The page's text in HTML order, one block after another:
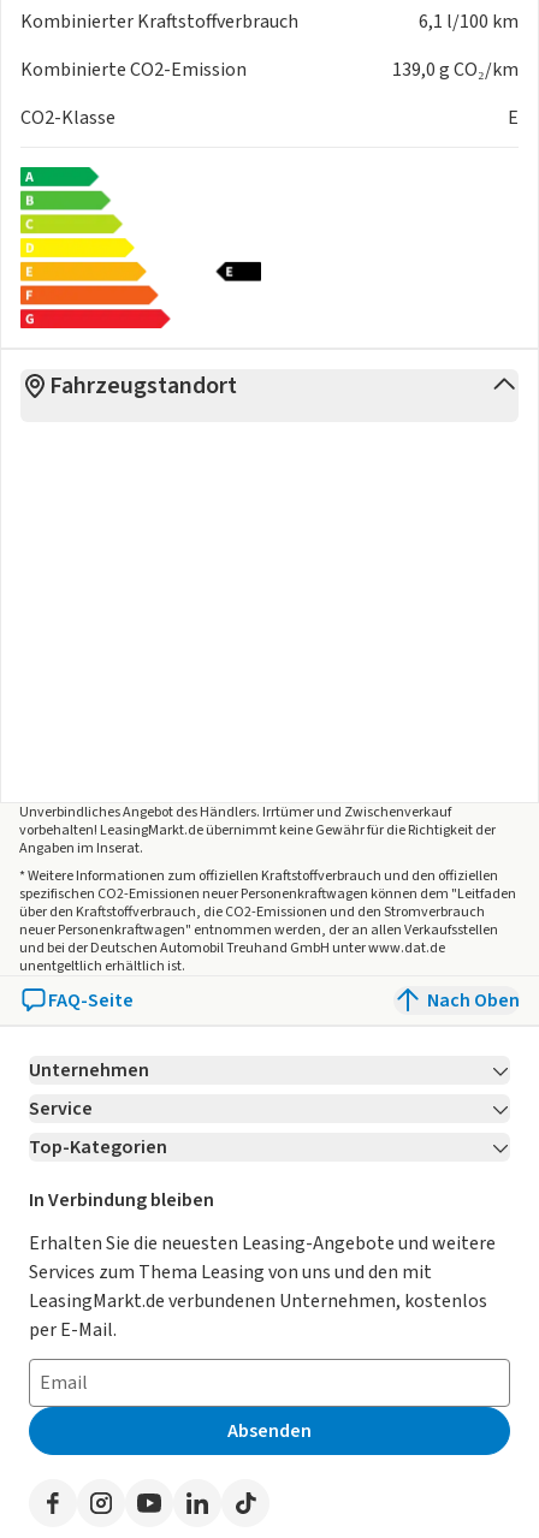
Kombinierter Kraftstoffverbrauch
6,1 l/100 km
Kombinierte CO2-Emission
139,0 g CO₂/km
CO2-Klasse
E
Fahrzeugstandort
Unverbindliches Angebot desHändlers. Irrtümer und Zwischenverkauf
vorbehalten! LeasingMarkt.de übernimmt keine Gewähr für die Richtigkeit der
Angaben im Inserat.
* Weitere Informationen zum offiziellen Kraftstoffverbrauch und den offiziellen
spezifischen CO2-Emissionen neuer Personenkraftwagen können dem "Leitfaden
über den Kraftstoffverbrauch, die CO2-Emissionen und den Stromverbrauch
neuer Personenkraftwagen" entnommen werden, der an allen Verkaufsstellen
und bei der Deutschen Automobil Treuhand GmbH unter www.dat.de
unentgeltlich erhältlich ist.
FAQ-Seite Nach Oben
Unternehmen
Über LeasingMarkt.de
Karriere Jetzt bewerben!
Für Händler
Kooperation mit AutoScout24
AGB
Datenschutz
Impressum
Erklärung zur Barrierefreiheit
Presse
Service
Kontakt
Ratgeber
Magazin
Datenschutz-Einstellungen
So funktioniert’s
Häufig gestellte Fragen
Leasing-Lexikon
Auto-Tests
Werben auf LeasingMarkt.de
Top-Kategorien
Leasing Deals
Gebrauchtwagen Leasing
Leasing ohne Anzahlung
E-Auto Leasing
Privatleasing
Leasing-Vergleiche
Herstellerverzeichnis
Händlerverzeichnis
In Verbindung bleiben
Erhalten Sie die neuesten Leasing-Angebote und weitere
Services zum Thema Leasing von uns und den mit
LeasingMarkt.de verbundenen Unternehmen, kostenlos
per E-Mail.
Absenden